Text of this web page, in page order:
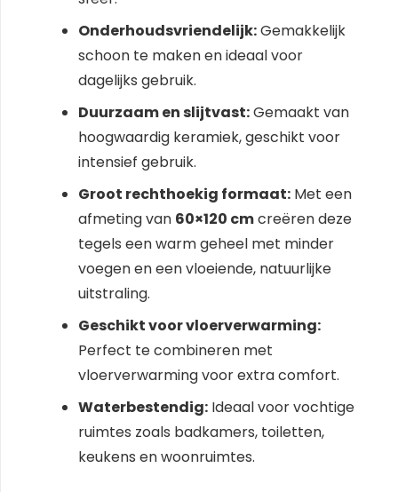
Onderhoudsvriendelijk:Gemakkelijk
schoon te maken en ideaal voor
dagelijks gebruik.
Duurzaam en slijtvast:Gemaakt van
hoogwaardig keramiek, geschikt voor
intensief gebruik.
Groot rechthoekig formaat: Met een
afmeting van 60×120 cmcreëren deze
tegels een warm geheel met minder
voegen en een vloeiende, natuurlijke
uitstraling.
Geschikt voor vloerverwarming:
Perfect te combineren met
vloerverwarming voor extra comfort.
Waterbestendig: Ideaal voor vochtige
ruimtes zoals badkamers, toiletten,
keukens en woonruimtes.